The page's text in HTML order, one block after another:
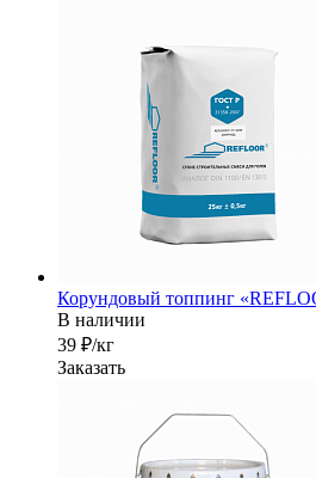
Корундовый топпинг
В наличии
39 ₽/кг
Заказать